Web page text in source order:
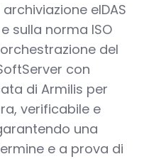
eIDAS
sulla norma ISO
del
con
di Armilis per
verificabile e
una
e a prova di